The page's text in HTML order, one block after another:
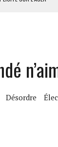
Désordre